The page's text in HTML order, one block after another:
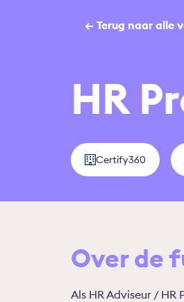
← Terug naar alle
HR
Certify360
Over de
Als HR Adviseur /